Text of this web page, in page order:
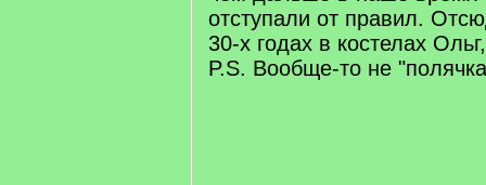
отступали от правил.
30-х годах в костелах
P.S. Вообще-то не